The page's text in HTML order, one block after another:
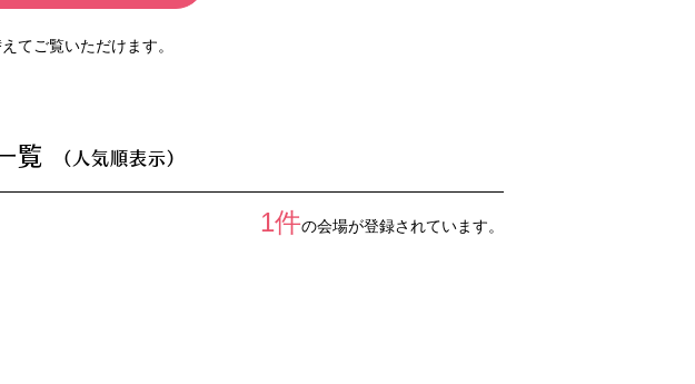
てご覧いただけます。
覧 （人気順表示）
1件の会場が登録されています。